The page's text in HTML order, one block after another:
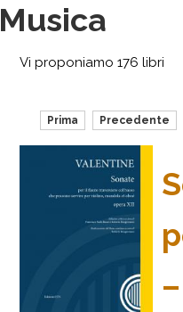
Musica
Vi proponiamo 176 libri
Prima Precedente